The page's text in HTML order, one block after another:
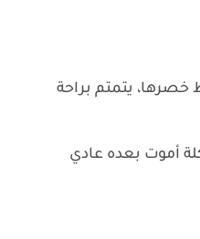
يتمتم براحة
أموت بعده عادي